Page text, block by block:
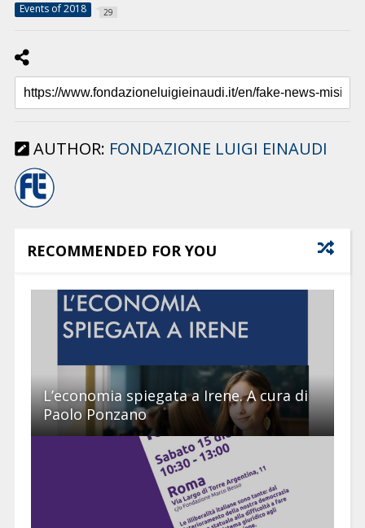
Events of 2018 29
AUTHOR: FONDAZIONE LUIGI EINAUDI
RECOMMENDED FOR YOU
L’economia spiegata a Irene. A cura di
Paolo Ponzano